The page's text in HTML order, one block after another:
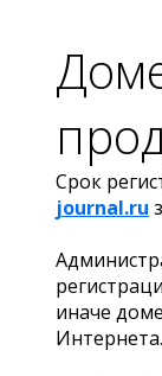
Срок
journal.ru
иначе
Интернета.